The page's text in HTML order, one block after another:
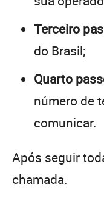
Terceiro
do Brasil;
Quarto
número de
comunicar.
Após seguir
chamada.